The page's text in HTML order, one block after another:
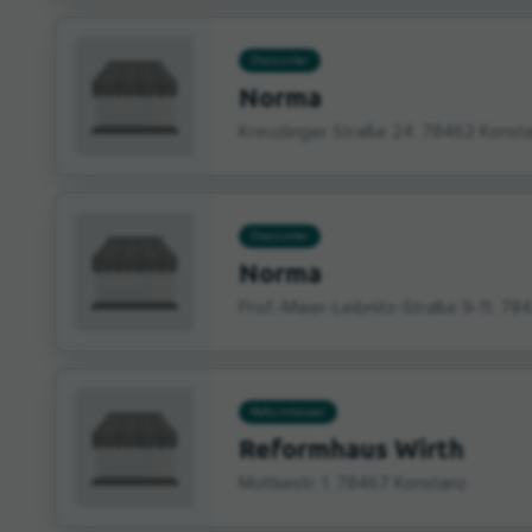
Norma
Norma
Reformhaus Wirth